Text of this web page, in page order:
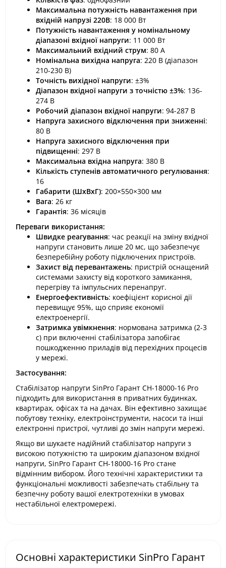
Максимальна потужність навантаження при
вхідній напрузі 220В: 18 000 Вт​
Потужність навантаження у номінальному
діапазоні вхідної напруги: 11 000 Вт​
Максимальний вхідний струм: 80 А​
Номінальна вихідна напруга: 220 В (діапазон
210-230 В)​
Точність вихідної напруги: ±3%​
Діапазон вхідної напруги з точністю ±3%: 136-
274 В​
Робочий діапазон вхідної напруги: 94-287 В​
Напруга захисного відключення при зниженні:
80 В​
Напруга захисного відключення при
підвищенні: 297 В​
Максимальна вхідна напруга: 380 В​
Кількість ступенів автоматичного регулювання:
16​
Габарити (ШхВхГ): 200×550×300 мм​
Вага: 26 кг​
Гарантія: 36 місяців​
Переваги використання:
Швидке реагування: час реакції на зміну вхідної
напруги становить лише 20 мс, що забезпечує
безперебійну роботу підключених пристроїв.​
Захист від перевантажень: пристрій оснащений
системами захисту від короткого замикання,
перегріву та імпульсних перенапруг.​
Енергоефективність: коефіцієнт корисної дії
перевищує 95%, що сприяє економії
електроенергії.​
Затримка увімкнення: нормована затримка (2-3
с) при включенні стабілізатора запобігає
пошкодженню приладів від перехідних процесів
у мережі.​
Застосування:
Стабілізатор напруги SinPro Гарант СН-18000-16 Pro
підходить для використання в приватних будинках,
квартирах, офісах та на дачах. Він ефективно захищає
побутову техніку, електроінструменти, насоси та інші
електронні пристрої, чутливі до змін напруги мережі.​
Якщо ви шукаєте надійний стабілізатор напруги з
високою потужністю та широким діапазоном вхідної
напруги, SinPro Гарант СН-18000-16 Pro стане
відмінним вибором. Його технічні характеристики та
функціональні можливості забезпечать стабільну та
безпечну роботу вашої електротехніки в умовах
нестабільної електромережі.
Основні характеристики SinPro Гарант